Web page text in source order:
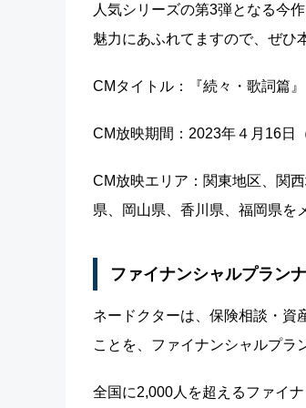
人気シリーズの第3弾となる今
魅力にあふれてますので、ぜひ
CMタイトル：『続々・歌詞篇
CM放映期間：2023年４月16日
CM放映エリア：関東地区、関
県、岡山県、香川県、福岡県を
ファイナンシャルプラン
ネードクターは、保険相談・資
ことを、ファイナンシャルプラ
全国に2,000人を超えるファイ